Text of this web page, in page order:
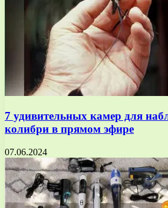
7 удивительных камер для
колибри в прямом эфире
07.06.2024